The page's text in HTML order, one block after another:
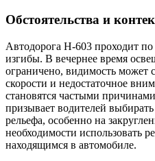
Обстоятельства и
Автодорога Н-603 проходит по
изгибы. В вечернее время
ограничено, видимость может
скорости и недостаточное
становятся частыми
призывает водителей
рельефа, особенно на
необходимости использовать
находящимся в автомобиле.